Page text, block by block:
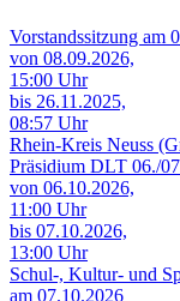
Vorstandssitzung am
von 08.09.2026,
15:00 Uhr
bis 26.11.2025,
08:57 Uhr
Rhein-Kreis Neuss
Präsidium DLT 06./
von 06.10.2026,
11:00 Uhr
bis 07.10.2026,
13:00 Uhr
Schul-, Kultur- und
am 07.10.2026